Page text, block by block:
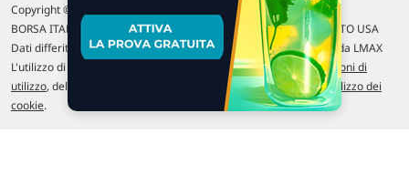
Copyright © 1996-2026 Traderlink Italia s.r.l.
BORSA ITALIANA Quotazioni di borsa differite di 15 min. / MERCATO USA
Dati differiti di 15 min. (fonte Intrinio) / FOREX Quotazioni fornite da LMAX
L'utilizzo di questo sito implica l'accettazione delle nostreCondizioni di
utilizzo, del Politiche sulla privacye dell'Utilizzo dei
cookie.